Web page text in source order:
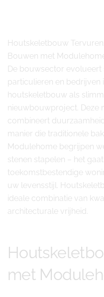
Houtskeletbouw
Bouwen met
De bouwsector evolueert
particulieren en bedrijven
houtskeletbouw als
nieuwbouwproject. Deze
combineert
manier die traditionele
Modulehome begrijpen
stenen stapelen – het
toekomstbestendige
uw levensstijl.
ideale combinatie van
architecturale vrijheid.
met